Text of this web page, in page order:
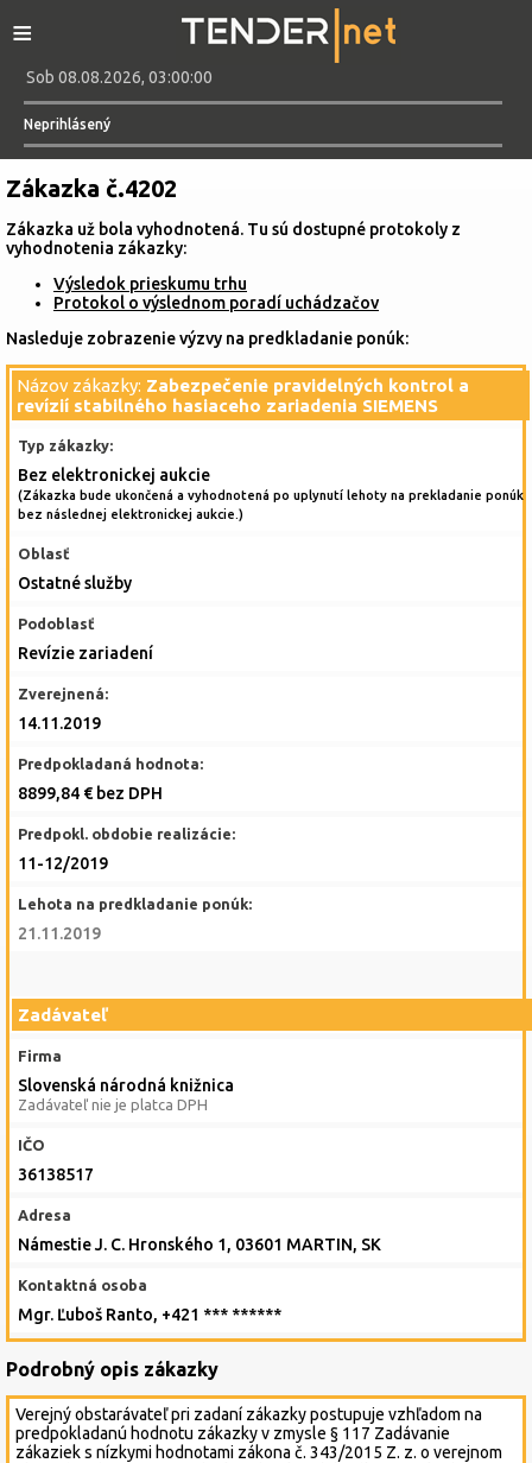
≡
Sob 08.08.2026, 03:00:00
Neprihlásený
Zákazka č.4202
Zákazka už bola vyhodnotená. Tu sú dostupné protokoly z
vyhodnotenia zákazky:
Výsledok prieskumu trhu
Protokol o výslednom poradí uchádzačov
Nasleduje zobrazenie výzvy na predkladanie ponúk:
Názov zákazky: Zabezpečenie pravidelných kontrol a
revízií stabilného hasiaceho zariadenia SIEMENS
Typ zákazky:
Bez elektronickej aukcie
(Zákazka bude ukončená a vyhodnotená po uplynutí lehoty na prekladanie ponúk
bez následnej elektronickej aukcie.)
Oblasť
Ostatné služby
Podoblasť
Revízie zariadení
Zverejnená:
14.11.2019
Predpokladaná hodnota:
8899,84 € bez DPH
Predpokl. obdobie realizácie:
11-12/2019
Lehota na predkladanie ponúk:
21.11.2019
Zadávateľ
Firma
Slovenská národná knižnica
Zadávateľ nie je platca DPH
IČO
36138517
Adresa
Námestie J. C. Hronského 1, 03601 MARTIN, SK
Kontaktná osoba
Mgr. Ľuboš Ranto, +421 *** ******
Podrobný opis zákazky
Verejný obstarávateľ pri zadaní zákazky postupuje vzhľadom na
predpokladanú hodnotu zákazky v zmysle § 117 Zadávanie
zákaziek s nízkymi hodnotami zákona č. 343/2015 Z. z. o verejnom